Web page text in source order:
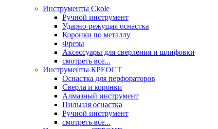
Инструменты Ckole
Ручной инструмент
Ударно‑режущая оснастка
Коронки по металлу
Фрезы
Аксессуары для сверления и шлифовки
смотреть все...
Инструменты КРЕОСТ
Оснастка для перфораторов
Сверла и коронки
Алмазный инструмент
Пильная оснастка
Ручной инструмент
смотреть все...